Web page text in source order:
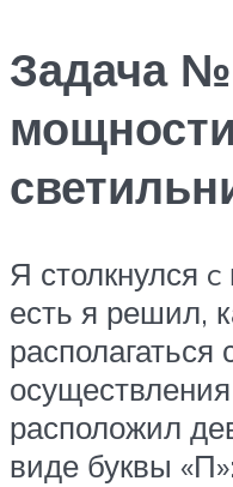
Задача
мощности
Я столкнулся
есть я решил,
расположил
виде буквы «П»: